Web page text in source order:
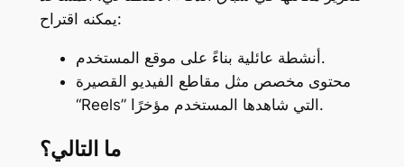
يمكنه اقتراح:
أنشطة عائلية بناءً على موقع المستخدم.
محتوى مخصص مثل مقاطع الفيديو القصيرة
“Reels” التي شاهدها المستخدم مؤخرًا.
ما التالي؟